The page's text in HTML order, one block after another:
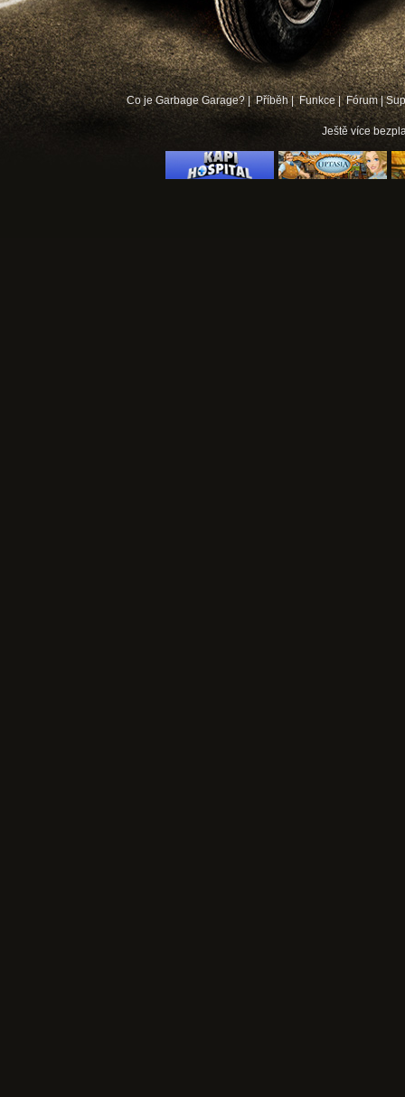
Co je Garbage Garage? | Příběh | Funkce | Fórum|
Ještě více